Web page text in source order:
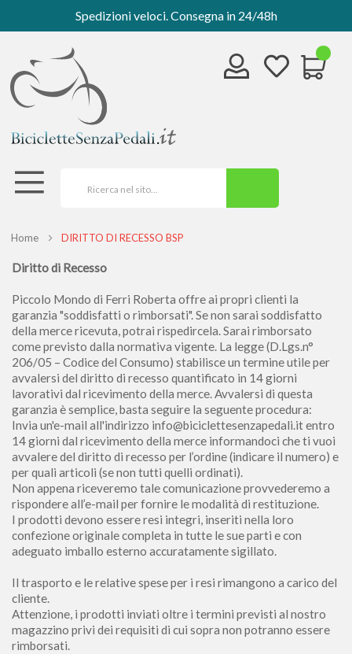
Spedizioni veloci. Consegna in 24/48h
Home DIRITTO DI RECESSO BSP
Diritto di Recesso
Piccolo Mondo di Ferri Roberta offre ai propri clienti la
garanzia "soddisfatti o rimborsati". Se non sarai soddisfatto
della merce ricevuta, potrai rispedircela. Sarai rimborsato
come previsto dalla normativa vigente. La legge (D.Lgs.n°
206/05 – Codice del Consumo) stabilisce un termine utile per
avvalersi del diritto di recesso quantificato in 14 giorni
lavorativi dal ricevimento della merce. Avvalersi di questa
garanzia è semplice, basta seguire la seguente procedura:
Invia un'e-mail all'indirizzo info@biciclettesenzapedali.it entro
14 giorni dal ricevimento della merce informandoci che ti vuoi
avvalere del diritto di recesso per l’ordine (indicare il numero) e
per quali articoli (se non tutti quelli ordinati).
Non appena riceveremo tale comunicazione provvederemo a
rispondere all’e-mail per fornire le modalità di restituzione.
I prodotti devono essere resi integri, inseriti nella loro
confezione originale completa in tutte le sue parti e con
adeguato imballo esterno accuratamente sigillato.
Il trasporto e le relative spese per i resi rimangono a carico del
cliente.
Attenzione, i prodotti inviati oltre i termini previsti al nostro
magazzino privi dei requisiti di cui sopra non potranno essere
rimborsati.